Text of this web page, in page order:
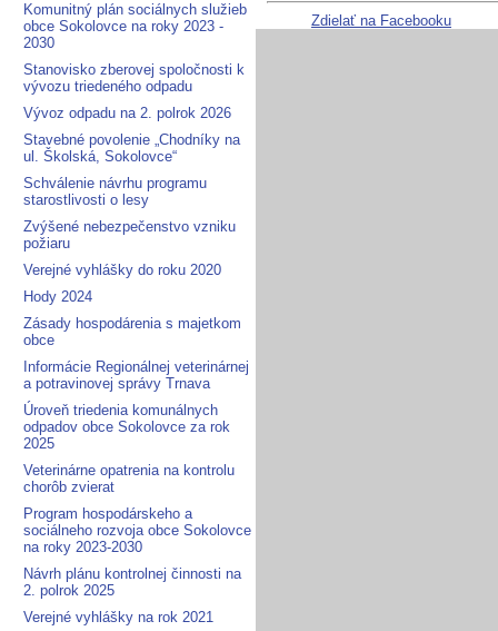
Komunitný plán sociálnych služieb
obce Sokolovce na roky 2023 -
2030
Stanovisko zberovej spoločnosti k
vývozu triedeného odpadu
Vývoz odpadu na 2. polrok 2026
Stavebné povolenie „Chodníky na
ul. Školská, Sokolovce“
Schválenie návrhu programu
starostlivosti o lesy
Zvýšené nebezpečenstvo vzniku
požiaru
Verejné vyhlášky do roku 2020
Hody 2024
Zásady hospodárenia s majetkom
obce
Informácie Regionálnej veterinárnej
a potravinovej správy Trnava
Úroveň triedenia komunálnych
odpadov obce Sokolovce za rok
2025
Veterinárne opatrenia na kontrolu
chorôb zvierat
Program hospodárskeho a
sociálneho rozvoja obce Sokolovce
na roky 2023-2030
Návrh plánu kontrolnej činnosti na
2. polrok 2025
Verejné vyhlášky na rok 2021
Zdielať na Facebooku